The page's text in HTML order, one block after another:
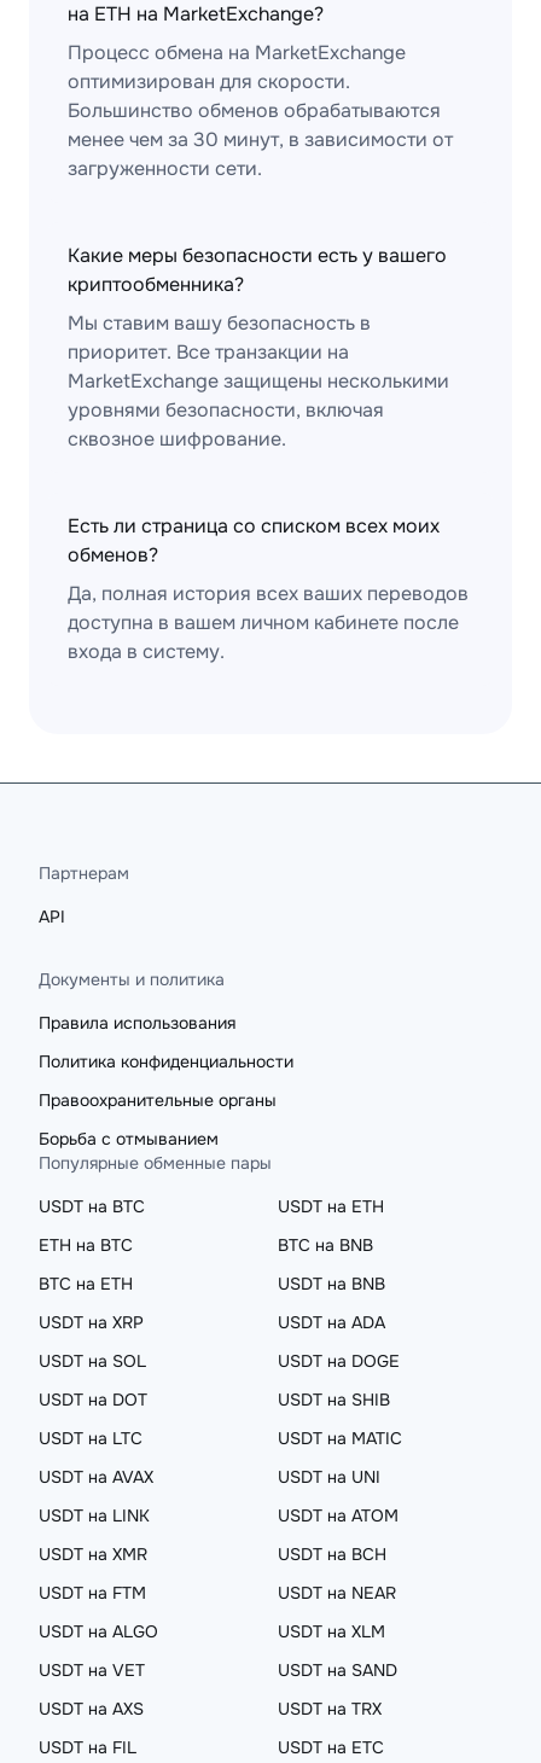
на ETH на MarketExchange?
Процесс обмена на MarketExchange
оптимизирован для скорости.
Большинство обменов обрабатываются
менее чем за 30 минут, в зависимости от
загруженности сети.
Какие меры безопасности есть у вашего
криптообменника?
Мы ставим вашу безопасность в
приоритет. Все транзакции на
MarketExchange защищены несколькими
уровнями безопасности, включая
сквозное шифрование.
Есть ли страница со списком всех моих
обменов?
Да, полная история всех ваших переводов
доступна в вашем личном кабинете после
входа в систему.
Партнерам
API
Документы и политика
Правила использования
Политика конфиденциальности
Правоохранительные органы
Борьба с отмыванием
Популярные обменные пары
USDT на BTC
USDT на ETH
ETH на BTC
BTC на BNB
BTC на ETH
USDT на BNB
USDT на XRP
USDT на ADA
USDT на SOL
USDT на DOGE
USDT на DOT
USDT на SHIB
USDT на LTC
USDT на MATIC
USDT на AVAX
USDT на UNI
USDT на LINK
USDT на ATOM
USDT на XMR
USDT на BCH
USDT на FTM
USDT на NEAR
USDT на ALGO
USDT на XLM
USDT на VET
USDT на SAND
USDT на AXS
USDT на TRX
USDT на FIL
USDT на ETC